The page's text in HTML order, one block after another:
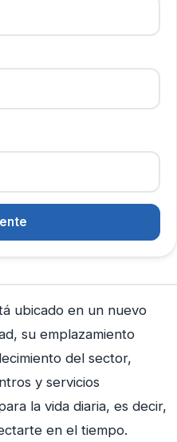
ubicado en un nuevo
su emplazamiento
del sector,
y servicios
la vida diaria, es decir,
en el tiempo.